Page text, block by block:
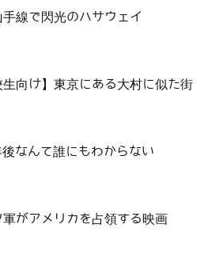
線で閃光のハサウェイ
生向け】東京にある大村に似た街
なんて誰にもわからない
軍がアメリカを占領する映画